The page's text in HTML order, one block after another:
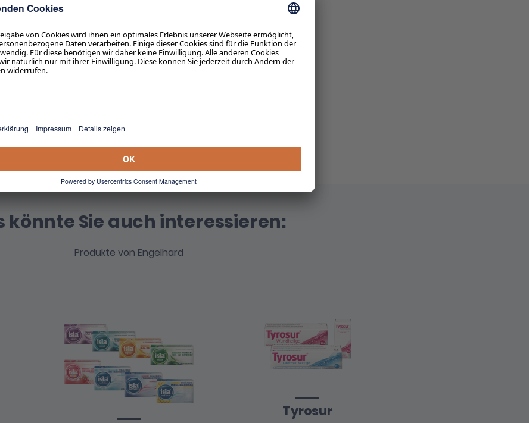
geht natürlich alle etwas an. Daher haben wir auch den
Produkte, die sich an ihren Bedürfnissen orientieren. Dabei sind
die exklusiv in der Apotheke erhältlich sind.
könnte Sie auch interessieren:
Produkte von Engelhard
Tyrosur